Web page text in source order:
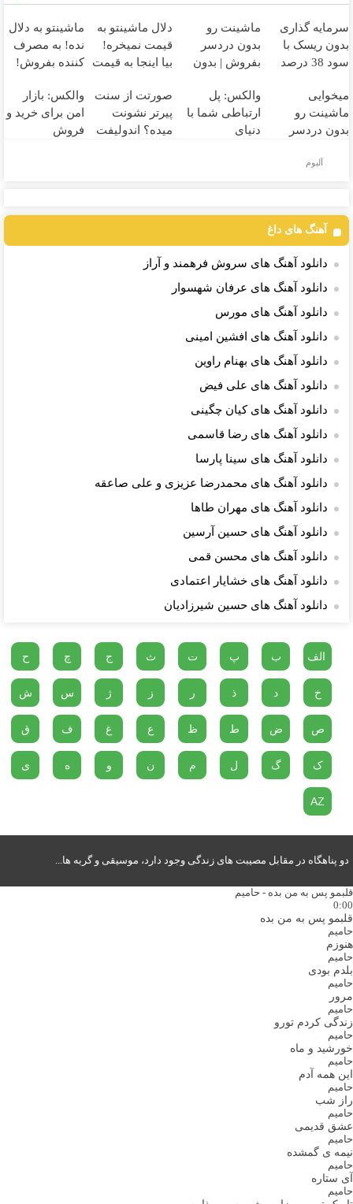
سرمایه گذاری
بدون ریسک با
سود 38 درصد
ماشینت رو
بدون دردسر
بفروش | بدون
دلال ماشینتو به
قیمت نمیخره!
بیا اینجا به قیمت
خریدار واقعی*
ماشینتو به دلال
نده! به مصرف
کننده بفروش!
یک تماس
میخوایی
ماشینت رو
بدون دردسر
کمیسیون
والکس: پل
ارتباطی شما با
دنیای
صورتت از سنت
پیرتر نشونت
میده؟ اندولیفت
والکس: بازار
امن برای خرید و
فروش
آلبوم
آهنگ های داغ
دانلود آهنگ های سروش فرهمند و آراز
دانلود آهنگ های عرفان شهسوار
دانلود آهنگ های مورس
دانلود آهنگ های افشین امینی
دانلود آهنگ های بهنام راوین
دانلود آهنگ های علی فیض
دانلود آهنگ های کیان چگینی
دانلود آهنگ های رضا قاسمی
دانلود آهنگ های سینا پارسا
دانلود آهنگ های محمدرضا عزیزی و علی صاعقه
دانلود آهنگ های مهران طاها
دانلود آهنگ های حسین آرسین
دانلود آهنگ های محسن قمی
دانلود آهنگ های خشایار اعتمادی
دانلود آهنگ های حسین شیرزادیان
الف ب پ ت ث ج چ ح
خ د ذ ر ز ژ س ش
ص ض ط ظ ع غ ف ق
ک گ ل م ن و ه ی
AZ
دو پناهگاه در مقابل مصیبت های زندگی وجود دارد، موسیقی و گربه ها...
قلبمو پس به من بده - حامیم
0:00
قلبمو پس به من بده
حامیم
هنوزم
حامیم
بلدم بودی
حامیم
مرور
حامیم
زندگی کردم تورو
حامیم
خورشید و ماه
حامیم
این همه آدم
حامیم
راز شب
حامیم
عشق قدیمی
حامیم
نیمه ی گمشده
حامیم
آی ستاره
حامیم